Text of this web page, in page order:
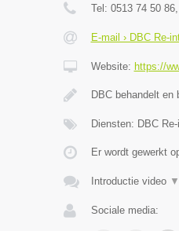
Tel: 0513 74 50 86
E-mail › DBC Re-
Website: https://
DBC behandelt en
Diensten: DBC
Er wordt gewerkt
Introductie video ▼
Sociale media: